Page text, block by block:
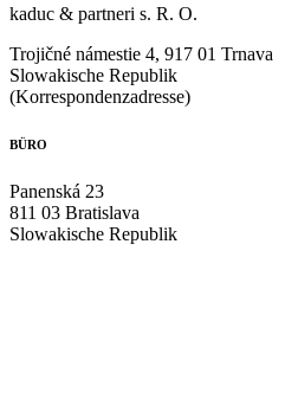
kaduc & partneri s. R. O.
Trojičné námestie 4, 917 01 Trnava
Slowakische Republik
(Korrespondenzadresse)
BÜRO
Panenská 23
811 03 Bratislava
Slowakische Republik